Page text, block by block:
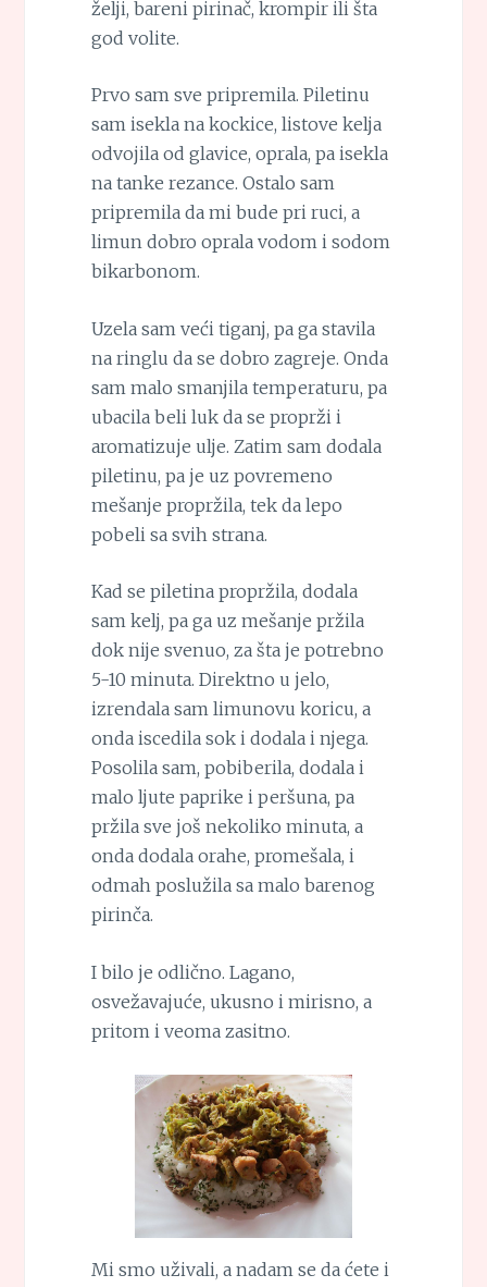
želji, bareni pirinač, krompir ili šta
god volite.
Prvo sam sve pripremila. Piletinu
sam isekla na kockice, listove kelja
odvojila od glavice, oprala, pa isekla
na tanke rezance. Ostalo sam
pripremila da mi bude pri ruci, a
limun dobro oprala vodom i sodom
bikarbonom.
Uzela sam veći tiganj, pa ga stavila
na ringlu da se dobro zagreje. Onda
sam malo smanjila temperaturu, pa
ubacila beli luk da se proprži i
aromatizuje ulje. Zatim sam dodala
piletinu, pa je uz povremeno
mešanje propržila, tek da lepo
pobeli sa svih strana.
Kad se piletina propržila, dodala
sam kelj, pa ga uz mešanje pržila
dok nije svenuo, za šta je potrebno
5-10 minuta. Direktno u jelo,
izrendala sam limunovu koricu, a
onda iscedila sok i dodala i njega.
Posolila sam, pobiberila, dodala i
malo ljute paprike i peršuna, pa
pržila sve još nekoliko minuta, a
onda dodala orahe, promešala, i
odmah poslužila sa malo barenog
pirinča.
I bilo je odlično. Lagano,
osvežavajuće, ukusno i mirisno, a
pritom i veoma zasitno.
Mi smo uživali, a nadam se da ćete i